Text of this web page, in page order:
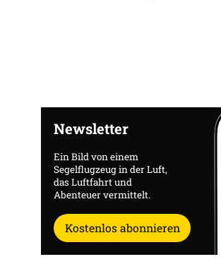
Newsletter
Ein Bild von einem
Segelflugzeug in der Luft,
das Luftfahrt und
Abenteuer vermittelt.
Kostenlos abonnieren